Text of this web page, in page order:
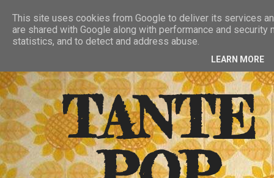
RSS FEED
TANTE
This site uses cookies from Google to deliver its services
are shared with Google along with performance and
statistics, and to detect and address abuse.
LEARN MORE